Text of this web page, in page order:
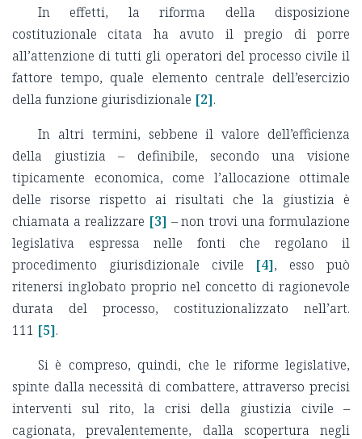
In effetti, la riforma della disposizione
costituzionale citata ha avuto il pregio di porre
all’attenzione di tutti gli operatori del processo civile il
fattore tempo, quale elemento centrale dell’esercizio
della funzione giurisdizionale [2].
In altri termini, sebbene il valore dell’efficienza
della giustizia – definibile, secondo una visione
tipicamente economica, come l’allocazione ottimale
delle risorse rispetto ai risultati che la giustizia è
chiamata a realizzare [3] – non trovi una formulazione
legislativa espressa nelle fonti che regolano il
procedimento giurisdizionale civile
[4], esso può
ritenersi inglobato proprio nel concetto di ragionevole
durata del processo, costituzionalizzato nell’art.
111 [5].
Si è compreso, quindi, che le riforme legislative,
spinte dalla necessità di combattere, attraverso precisi
interventi sul rito, la crisi della giustizia civile –
cagionata, prevalentemente, dalla scopertura negli